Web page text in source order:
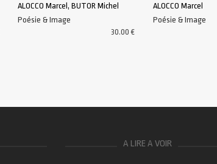
AJOUTER AU PANIER
ALOCCO Marcel, BUTOR Michel
Poésie & Image
30.00€
AJOUTER AU PANIER
ALOCCO Marcel
Poésie & Image
A LIRE A VOIR